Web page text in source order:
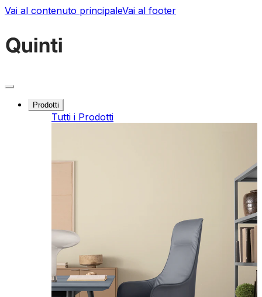
Vai al contenuto principaleVai al footer
Prodotti
Tutti i Prodotti